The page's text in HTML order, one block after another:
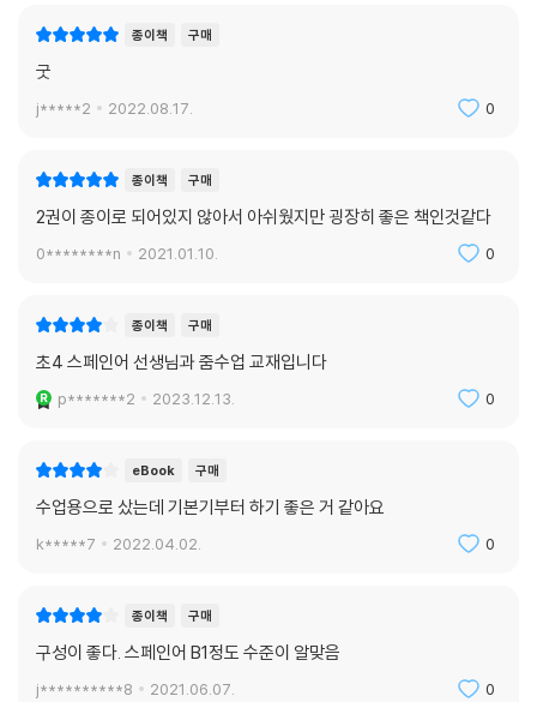
종이책 구매
굿
j*****2 2022.08.17. 0
종이책 구매
2권이 종이로 되어있지 않아서 아쉬웠지만 굉장히 좋은 책인것같다
0********n 2021.01.10. 0
종이책 구매
초4 스페인어 선생님과 줌수업 교재입니다
p*******2 2023.12.13. 0
eBook 구매
수업용으로 샀는데 기본기부터 하기 좋은 거 같아요
k*****7 2022.04.02. 0
종이책 구매
구성이 좋다. 스페인어 B1정도 수준이 알맞음
j**********8 2021.06.07. 0